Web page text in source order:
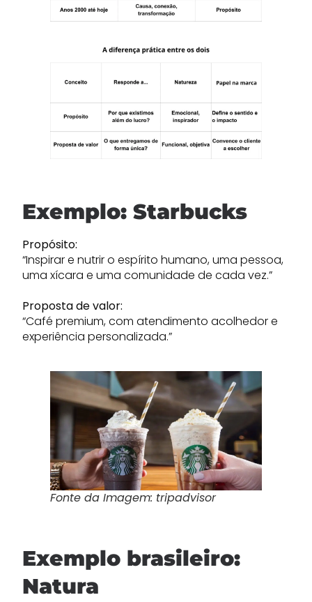
Exemplo: Starbucks
Propósito:
“Inspirar e nutrir o espírito humano, uma pessoa,
uma xícara e uma comunidade de cada vez.”
Proposta de valor:
“Café premium, com atendimento acolhedor e
experiência personalizada.”
Fonte da Imagem: tripadvisor
Exemplo brasileiro:
Natura